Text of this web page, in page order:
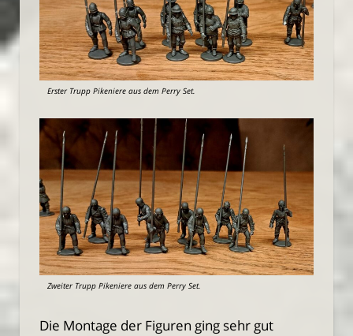
Erster Trupp Pikeniere aus dem Perry Set.
Zweiter Trupp Pikeniere aus dem Perry Set.
Die Montage der Figuren ging sehr gut